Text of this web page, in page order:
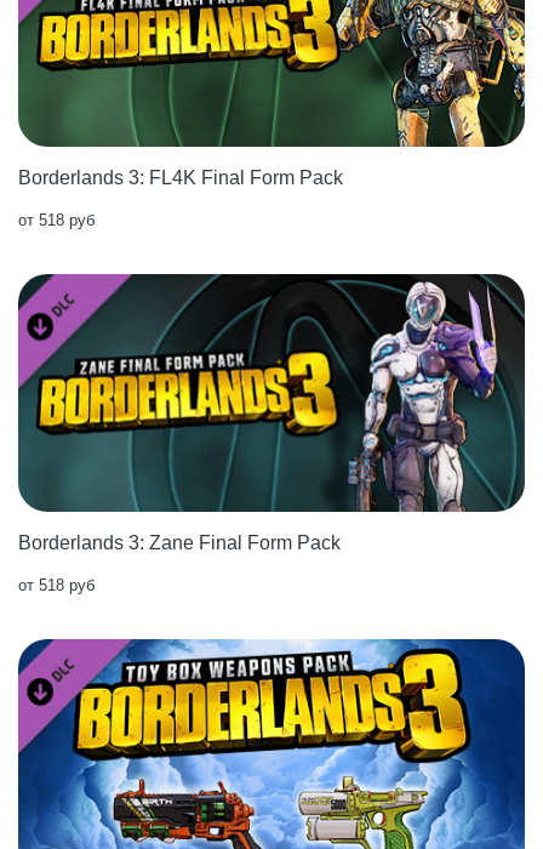
Borderlands 3: FL4K Final Form Pack
от 518 руб
Borderlands 3: Zane Final Form Pack
от 518 руб